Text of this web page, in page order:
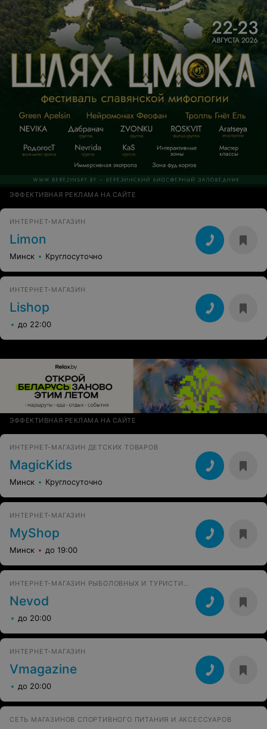
ЭФФЕКТИВНАЯ РЕКЛАМА НА САЙТЕ
ИНТЕРНЕТ-МАГАЗИН
Limon
Минск Круглосуточно
ИНТЕРНЕТ-МАГАЗИН
Lishop
до 22:00
ЭФФЕКТИВНАЯ РЕКЛАМА НА САЙТЕ
ИНТЕРНЕТ-МАГАЗИН ДЕТСКИХ ТОВАРОВ
MagicKids
Минск Круглосуточно
ИНТЕРНЕТ-МАГАЗИН
MyShop
Минск до 19:00
ИНТЕРНЕТ-МАГАЗИН РЫБОЛОВНЫХ И ТУРИСТИЧЕСКИХ ТОВАРОВ
Nevod
до 20:00
ИНТЕРНЕТ-МАГАЗИН
Vmagazine
до 20:00
СЕТЬ МАГАЗИНОВ СПОРТИВНОГО ПИТАНИЯ И АКСЕССУАРОВ